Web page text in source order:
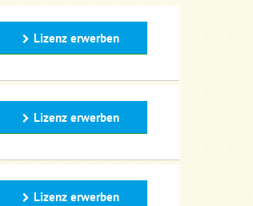
Lizenz erwerben
Lizenz erwerben
Lizenz erwerben